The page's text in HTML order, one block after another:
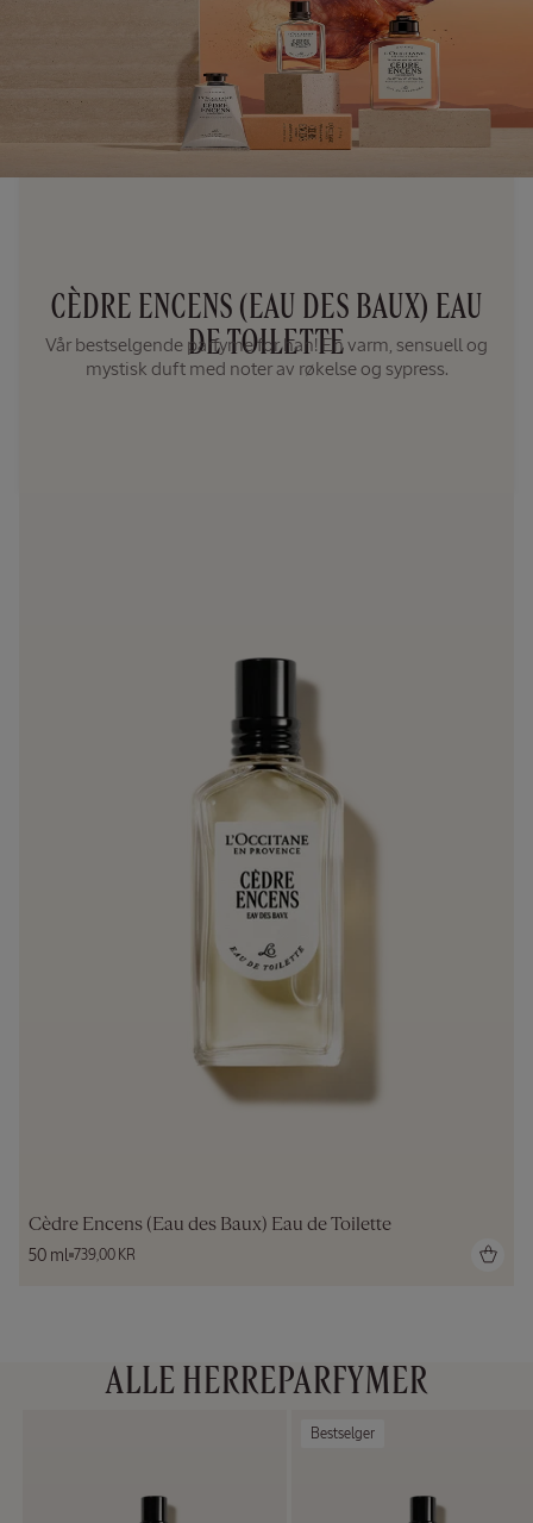
CÈDRE ENCENS (EAU DES BAUX) EAU
DE TOILETTE
Vår bestselgende parfyme for han! En varm, sensuell og
mystisk duft med noter av røkelse og sypress.
Cèdre Encens (Eau des Baux) Eau de Toilette
50 ml
739,00 KR
ALLE HERREPARFYMER
Bestselger